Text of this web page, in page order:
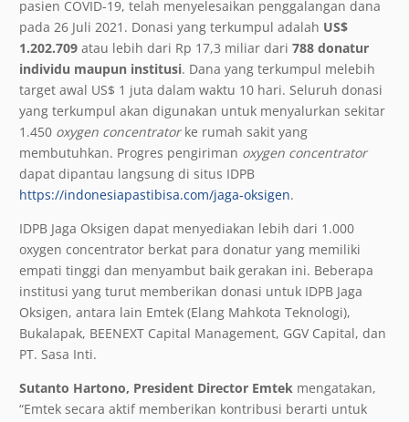
pasien COVID-19, telah menyelesaikan penggalangan dana
pada 26 Juli 2021. Donasi yang terkumpul adalah US$
1.202.709 atau lebih dari Rp 17,3 miliar dari 788 donatur
individu maupun institusi. Dana yang terkumpul melebih
target awal US$ 1 juta dalam waktu 10 hari. Seluruh donasi
yang terkumpul akan digunakan untuk menyalurkan sekitar
1.450 oxygen concentratorke rumah sakit yang
membutuhkan. Progres pengiriman oxygen concentrator
dapat dipantau langsung di situs IDPB
https://indonesiapastibisa.com/jaga-oksigen.
IDPB Jaga Oksigen dapat menyediakan lebih dari 1.000
oxygen concentrator berkat para donatur yang memiliki
empati tinggi dan menyambut baik gerakan ini. Beberapa
institusi yang turut memberikan donasi untuk IDPB Jaga
Oksigen, antara lain Emtek (Elang Mahkota Teknologi),
Bukalapak, BEENEXT Capital Management, GGV Capital, dan
PT. Sasa Inti.
Sutanto Hartono, President Director Emtek mengatakan,
“Emtek secara aktif memberikan kontribusi berarti untuk